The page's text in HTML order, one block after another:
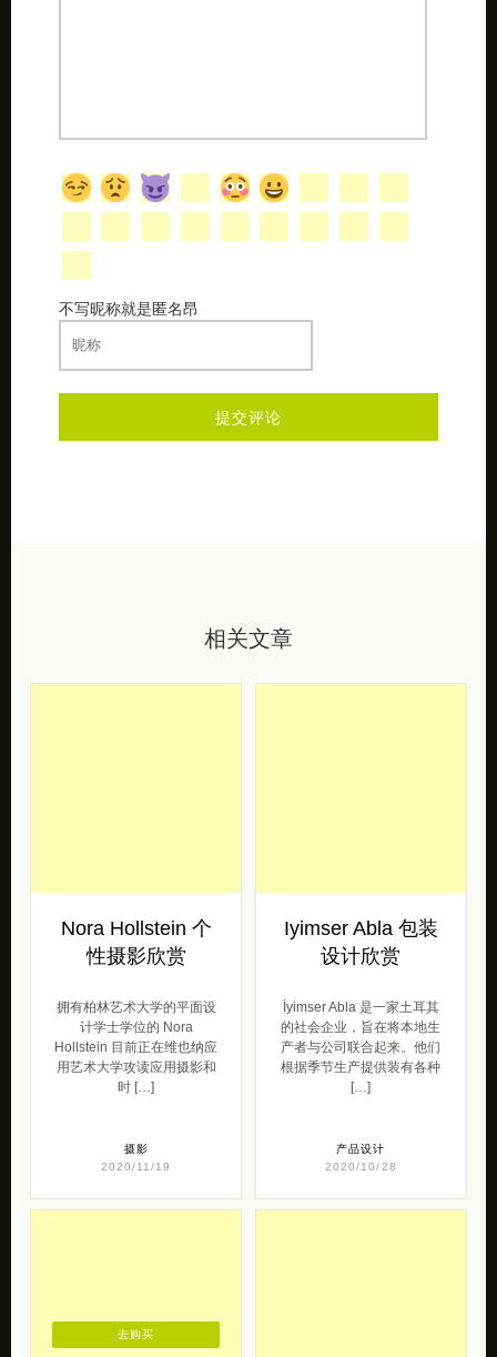
不写昵称就是匿名昂
相关文章
Nora Hollstein 个
性摄影欣赏
拥有柏林艺术大学的平面设
计学士学位的 Nora
Hollstein 目前正在维也纳应
用艺术大学攻读应用摄影和
时 […]
摄影
2020/11/19
Iyimser Abla 包装
设计欣赏
İyimser Abla 是一家土耳其
的社会企业，旨在将本地生
产者与公司联合起来。他们
根据季节生产提供装有各种
[…]
产品设计
2020/10/28
去购买